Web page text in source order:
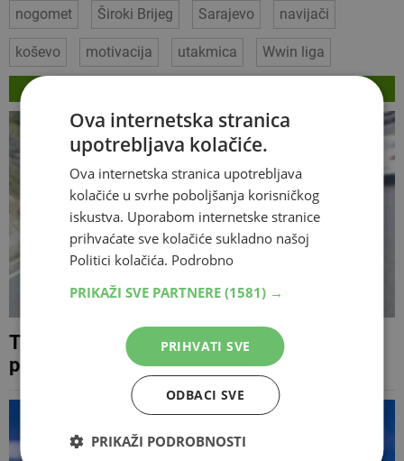
nogomet Široki Brijeg Sarajevo navijači
koševo motivacija utakmica Wwin liga
Teška prometna nesreća na Bradini u
potpunosti obustavila promet
Ova internetska stranica
upotrebljava kolačiće.
Ova internetska stranica upotrebljava
kolačiće u svrhe poboljšanja korisničkog
iskustva. Uporabom internetske stranice
prihvaćate sve kolačiće sukladno našoj
Politici kolačića. Podrobno
PRIKAŽI SVE PARTNERE (1581) →
PRIHVATI SVE
ODBACI SVE
PRIKAŽI PODROBNOSTI